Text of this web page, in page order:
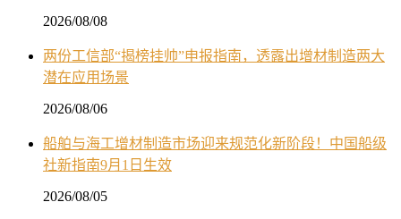
2026/08/08
两份工信部“揭榜挂帅”申报指南，透露出增材制造两大
潜在应用场景
2026/08/06
船舶与海工增材制造市场迎来规范化新阶段！中国船级
社新指南9月1日生效
2026/08/05